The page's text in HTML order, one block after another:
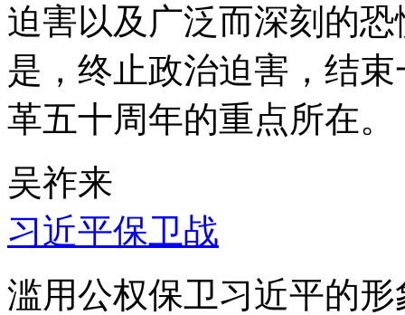
迫害以及广泛而深刻的
是，终止政治迫害，结
革五十周年的重点所在。
吴祚来
习近平保卫战
滥用公权保卫习近平的